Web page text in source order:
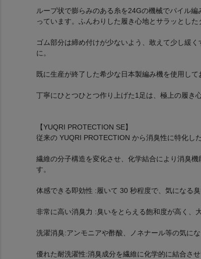
ループ状で膨らみのある糸を24Gの機械でパイル
っています。ふんわりした履き心地とサラッとし
ゴム部分は締め付けが少ないよう、敢えて少し緩
に。
既に生産が終了した希少な日本製編み機を使用して
丁寧にひとつひとつ作り上げた1足は、極上の履き
【YUQRI PROTECTION SE】
従来の YUQRI PROTECTION から消臭性に特化し
繊維の分子構造を変化させ、化学結合により消臭
す。
体感できる即効性 :履いて 30 秒程度で、気になる
非常に高い消臭力 :臭いをとらえる飽和度が高く、
洗濯消臭:アンモニアや酢酸、ノネナール等の気に
優れた耐洗濯性:消臭成分を繊維に化学的に結合さ